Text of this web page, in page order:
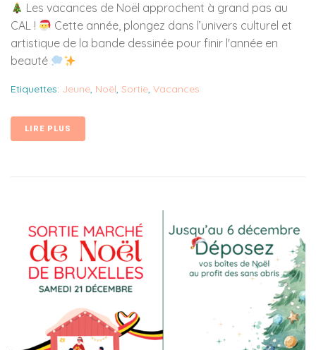
Les vacances de Noël approchent à grand pas au
CAL !
Cette année, plongez dans l’univers culturel et
artistique de la bande dessinée pour finir l'année en
beauté
Etiquettes: Jeune, Noël, Sortie, Vacances
LIRE PLUS